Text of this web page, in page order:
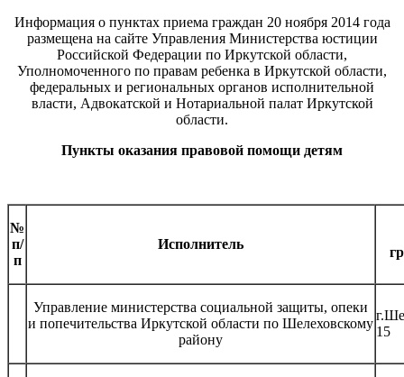
Информация о пунктах приема граждан 20 ноября 2014 года
размещена на сайте Управления Министерства юстиции
Российской Федерации по Иркутской области,
Уполномоченного по правам ребенка в Иркутской области,
федеральных и региональных органов исполнительной
власти, Адвокатской и Нотариальной палат Иркутской
области.
Пункты оказания правовой помощи детям
№
п/
п
Исполнитель
Управление министерства социальной защиты, опеки
и попечительства Иркутской области по Шелеховскому
району
15